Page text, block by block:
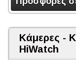
Κάμερες -
HiWatch